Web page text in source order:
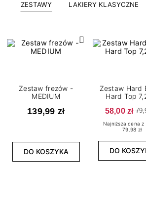
ZESTAWY LAKIERY KLASYCZNE
Zestaw frezów -
MEDIUM
139,99 zł
DO KOSZYKA
Zestaw Hard
Hard Top
58,00 zł
Najniższa cena z
79.98 zł
DO